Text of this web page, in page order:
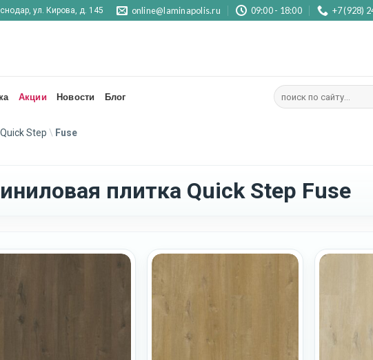
ул. Кирова, д. 145 online@laminapolis.ru 09:00 - 18:00 +7 (928)
Акции Новости Блог
Искать:
Quick Step \ Fuse
плитка Quick Step Fuse